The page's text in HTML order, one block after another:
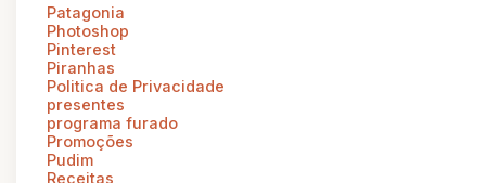
Patagonia
Photoshop
Pinterest
Piranhas
Politica de Privacidade
presentes
programa furado
Promoções
Pudim
Receitas